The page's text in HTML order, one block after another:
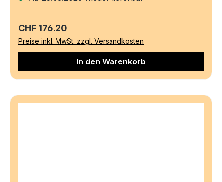
Regulärer Preis:
CHF 176.20
Preise inkl. MwSt. zzgl. Versandkosten
In den Warenkorb